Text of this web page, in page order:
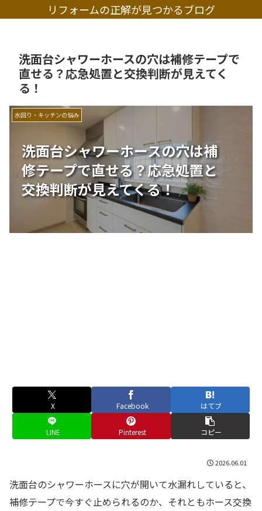
リフォームの正解が見つかるブログ
洗面台シャワーホースの穴は補修テープで
直せる？応急処置と交換判断が見えてく
る！
洗面台シャワーホースの穴は補
修テープで直せる？応急処置と
交換判断が見えてくる！
水回り・キッチンの悩み
X Facebook はてブ
LINE Pinterest コピー
2026.06.01
洗面台のシャワーホースに穴が開いて水漏れしていると、
補修テープで今すぐ止められるのか、それともホース交換